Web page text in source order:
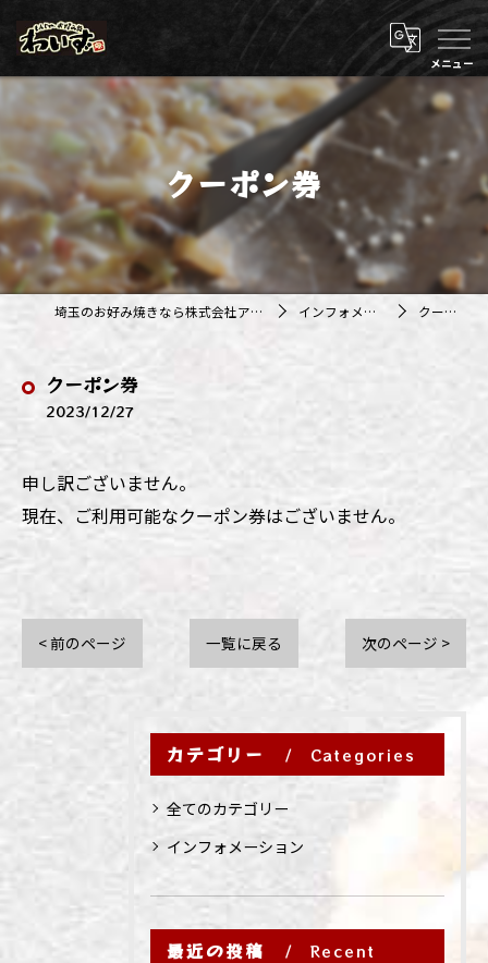
クーポン券
埼玉のお好み焼きなら株式会社アジルカンパニー インフォメーション クーポン券
クーポン券
2023/12/27
申し訳ございません。
現在、ご利用可能なクーポン券はございません。
< 前のページ 一覧に戻る 次のページ >
カテゴリー Categories
全てのカテゴリー
インフォメーション
最近の投稿
Recent